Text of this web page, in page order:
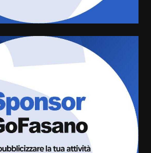
ufficialmente la Festa di
Savelletri
8 Agosto 2026 11:00
Savelletri in festa, domani sera
grande spettacolo con Uccio De
Santis
8 Agosto 2026 07:30